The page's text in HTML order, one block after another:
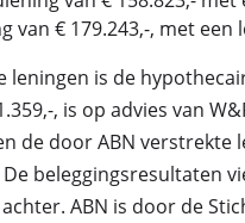
van € 179.243,-, met een
leningen is de
, is op advies van
de door ABN verstrekte
beleggingsresultaten
ABN is door de